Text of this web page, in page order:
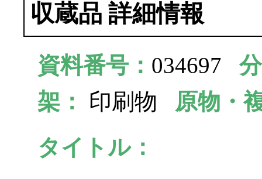
収蔵品 詳細情報
資料番号： 034697
架：
印刷物 原物・
タイトル：